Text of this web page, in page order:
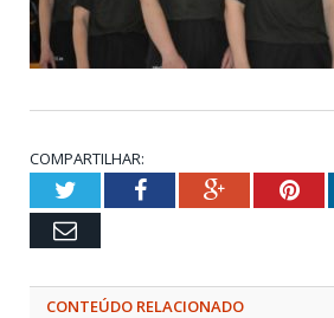
COMPARTILHAR:
TwitterFacebookGoogle+
Email
CONTEÚDO RELACIONADO